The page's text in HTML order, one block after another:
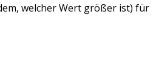
welcher Wert größer ist) für